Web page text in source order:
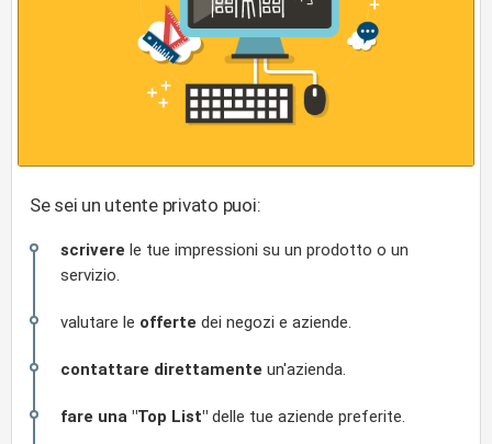
Se sei un utente privato puoi:
scrivere le tue impressioni su un prodotto o un
servizio.
valutare le offerte dei negozi e aziende.
contattare direttamente un'azienda.
fare una "Top List" delle tue aziende preferite.